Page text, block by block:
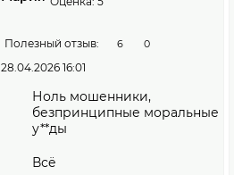
Полезный отзыв: 6 0
28.04.2026 16:01
Ноль мошенники,
безпринципные моральные
у**ды
Всë